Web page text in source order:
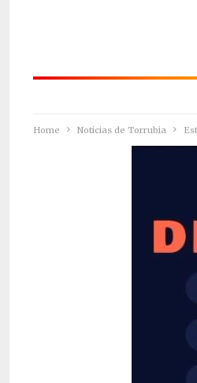
Home Noticias de Torrubia